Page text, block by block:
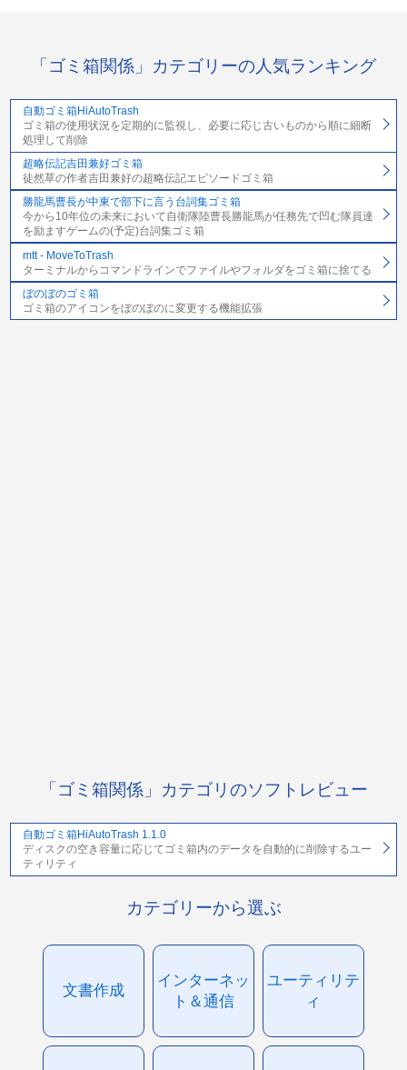
「ゴミ箱関係」カテゴリーの人気ランキング
自動ゴミ箱HiAutoTrash
ゴミ箱の使用状況を定期的に監視し、必要に応じ古いものから順に細断
処理して削除
超略伝記吉田兼好ゴミ箱
徒然草の作者吉田兼好の超略伝記エピソードゴミ箱
勝龍馬曹長が中東で部下に言う台詞集ゴミ箱
今から10年位の未来において自衛隊陸曹長勝龍馬が任務先で凹む隊員達
を励ますゲームの(予定)台詞集ゴミ箱
mtt - MoveToTrash
ターミナルからコマンドラインでファイルやフォルダをゴミ箱に捨てる
ぼのぼのゴミ箱
ゴミ箱のアイコンをぼのぼのに変更する機能拡張
「ゴミ箱関係」カテゴリのソフトレビュー
自動ゴミ箱HiAutoTrash 1.1.0
ディスクの空き容量に応じてゴミ箱内のデータを自動的に削除するユー
ティリティ
カテゴリーから選ぶ
文書作成
インターネッ
ト＆通信
ユーティリテ
ィ